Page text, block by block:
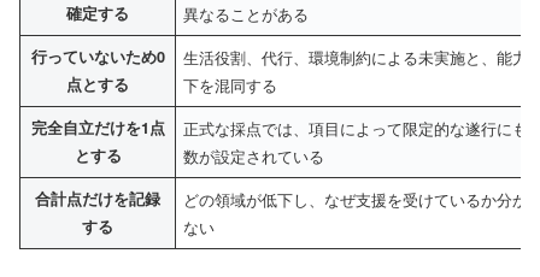
確定する
異なることがある
行っていないため0
点とする
生活役割、代行、環境制約による未実施と、能力
下を混同する
完全自立だけを1点
とする
正式な採点では、項目によって限定的な遂行にも
数が設定されている
合計点だけを記録
する
どの領域が低下し、なぜ支援を受けているか分か
ない